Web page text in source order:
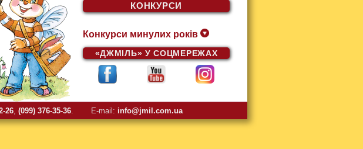
КОНКУРСИ
Конкурси минулих років
«ДЖМІЛЬ» У СОЦМЕРЕЖАХ
26, (099) 376-35-36. E-mail: info@jmil.com.ua